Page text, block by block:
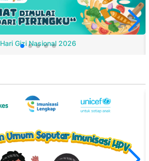
Hari Gizi Nasional 2026